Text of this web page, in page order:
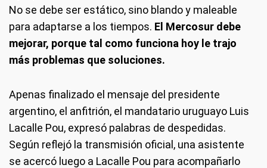
No se debe ser estático, sino blando y maleable
para adaptarse a los tiempos. El Mercosur debe
mejorar, porque tal como funciona hoy le trajo
más problemas que soluciones.
Apenas finalizado el mensaje del presidente
argentino, el anfitrión, el mandatario uruguayo Luis
Lacalle Pou, expresó palabras de despedidas.
Según reflejó la transmisión oficial, una asistente
se acercó luego a Lacalle Pou para acompañarlo